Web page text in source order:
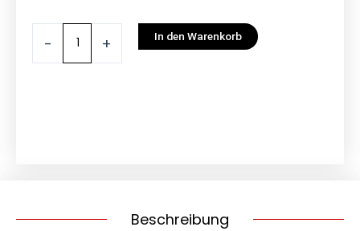
- + In den Warenkorb
Beschreibung